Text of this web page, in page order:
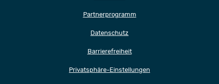
Partnerprogramm
Datenschutz
Barrierefreiheit
Privatsphäre-Einstellungen